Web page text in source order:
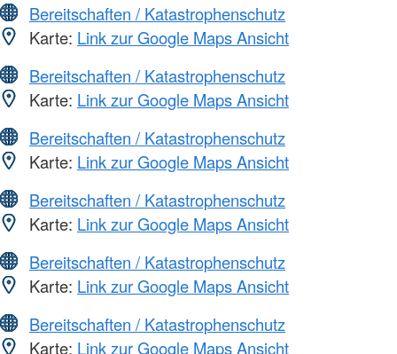
Bereitschaften / Katastrophenschutz
Karte: Link zur Google Maps Ansicht
Bereitschaften / Katastrophenschutz
Karte: Link zur Google Maps Ansicht
Bereitschaften / Katastrophenschutz
Karte: Link zur Google Maps Ansicht
Bereitschaften / Katastrophenschutz
Karte: Link zur Google Maps Ansicht
Bereitschaften / Katastrophenschutz
Karte: Link zur Google Maps Ansicht
Bereitschaften / Katastrophenschutz
Karte: Link zur Google Maps Ansicht